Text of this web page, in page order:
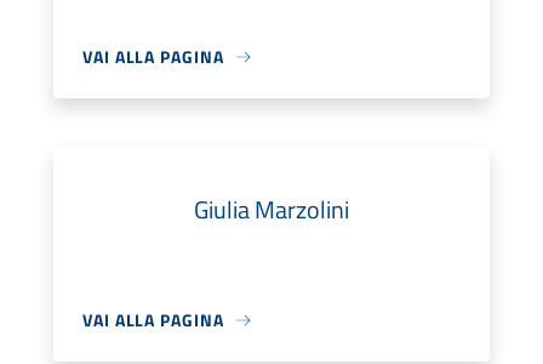
VAI ALLA PAGINA
Giulia Marzolini
VAI ALLA PAGINA